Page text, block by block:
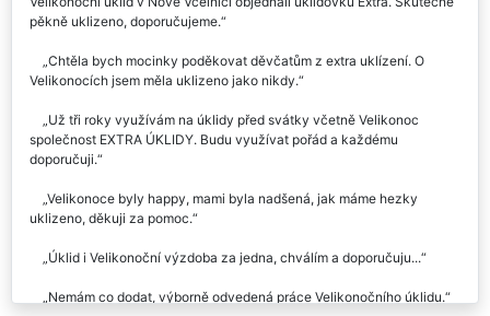
pěkně uklizeno, doporučujeme.
Chtěla bych mocinky poděkovat děvčatům z extra uklízení. O
Velikonocích jsem měla uklizeno jako nikdy.
Už tři roky využívám na úklidy před svátky včetně Velikonoc
společnost EXTRA ÚKLIDY. Budu využívat pořád a každému
doporučuji.
Velikonoce byly happy, mami byla nadšená, jak máme hezky
uklizeno, děkuji za pomoc.
Úklid i Velikonoční výzdoba za jedna, chválím a doporučuju...
Nemám co dodat, výborně odvedená práce Velikonočního úklidu.